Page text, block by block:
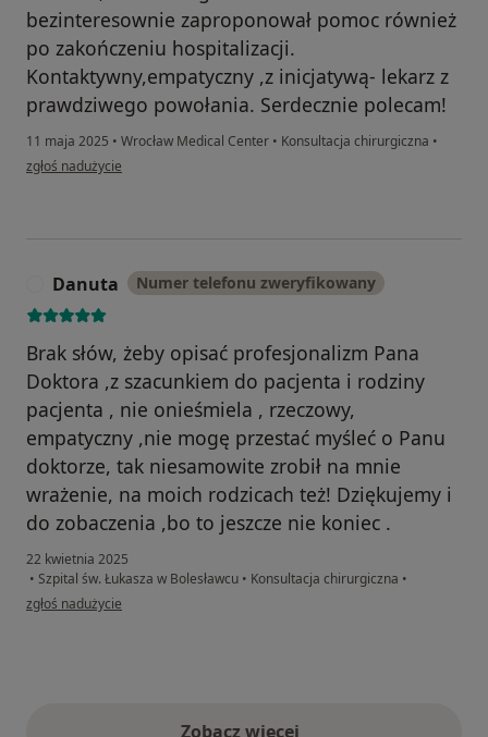
bezinteresownie zaproponował pomoc również
po zakończeniu hospitalizacji.
Kontaktywny,empatyczny ,z inicjatywą- lekarz z
prawdziwego powołania. Serdecznie polecam!
11 maja 2025 • Wrocław Medical Center • Konsultacja chirurgiczna •
w opinii użytkownika Ewa T.
zgłoś nadużycie
Danuta Numer telefonu zweryfikowany
Brak słów, żeby opisać profesjonalizm Pana
Doktora ,z szacunkiem do pacjenta i rodziny
pacjenta , nie onieśmiela , rzeczowy,
empatyczny ,nie mogę przestać myśleć o Panu
doktorze, tak niesamowite zrobił na mnie
wrażenie, na moich rodzicach też! Dziękujemy i
do zobaczenia ,bo to jeszcze nie koniec .
22 kwietnia 2025
• Szpital św. Łukasza w Bolesławcu • Konsultacja chirurgiczna •
w opinii użytkownika Danuta
zgłoś nadużycie
Zobacz więcej